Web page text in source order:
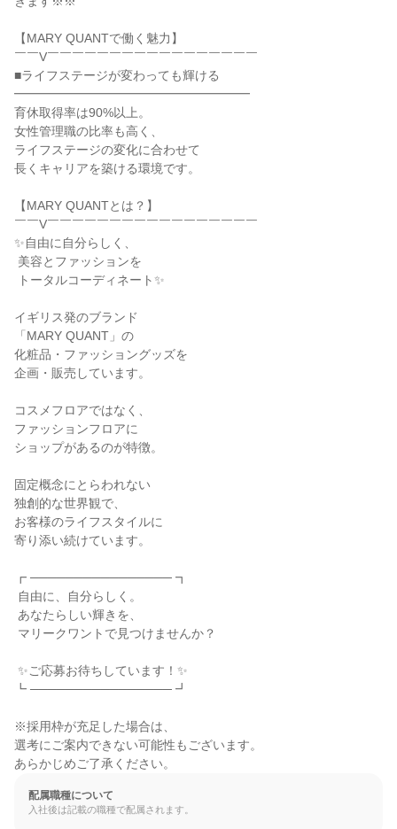
【MARY QUANTで働く魅力】
￣￣V￣￣￣￣￣￣￣￣￣￣￣￣￣￣￣￣￣
■ライフステージが変わっても輝ける
━━━━━━━━━━━━━━━━━━━
育休取得率は90%以上。
女性管理職の比率も高く、
ライフステージの変化に合わせて
長くキャリアを築ける環境です。
【MARY QUANTとは？】
￣￣V￣￣￣￣￣￣￣￣￣￣￣￣￣￣￣￣￣
✨自由に自分らしく、
イギリス発のブランド
「MARY QUANT」の
化粧品・ファッショングッズを
企画・販売しています。
コスメフロアではなく、
ファッションフロアに
ショップがあるのが特徴。
固定概念にとらわれない
独創的な世界観で、
お客様のライフスタイルに
寄り添い続けています。
┏ ──────────────── ┓
┗ ──────────────── ┛
※採用枠が充足した場合は、
選考にご案内できない可能性もございます。
あらかじめご了承ください。
配属職種について
入社後は記載の職種で配属されます。